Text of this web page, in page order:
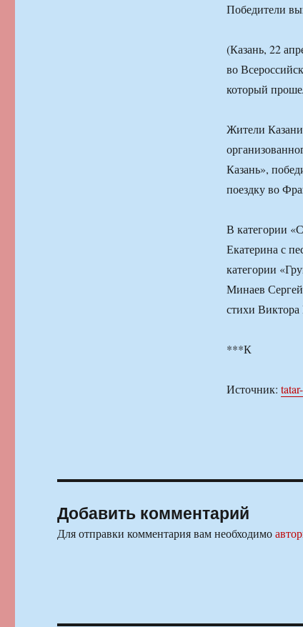
Победители
(Казань, 22
во
который
Жители
Казань»,
поездку во
В категории
Екатерина с
категории
Минаев
стихи
***К
Источник:
Добавить комментарий
Для отправки комментария вам необходимо